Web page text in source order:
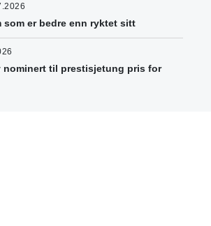
som er bedre enn ryktet sitt
nominert til prestisjetung pris for